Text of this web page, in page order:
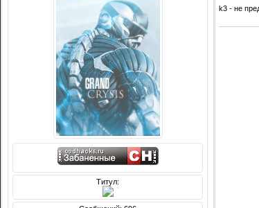
Титул:
k3 - не